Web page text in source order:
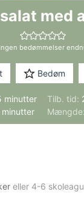
med
Ingen bedømmelser
Bedøm
minutter
minutter Tilb. tid:
minutter Mængde:
eller 4-6